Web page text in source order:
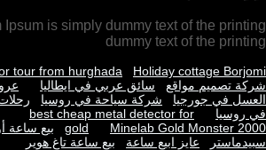
Ipsum is simply dummy text of the printing
dummy text of the printing
tour from hurghada
Holiday cottage Borjomi
شركة تصميم مواقع
سائق عربي في ايطاليا
العسل في جورجيا
شركة سياحة في روسيا
في روسيا
best cheap metal detector for
gold
Minelab Gold Monster 2000
بيع ساعة
سبيدماستر
عايز ابيع ساعة بيع ساعة تاغ هوير